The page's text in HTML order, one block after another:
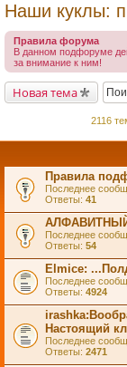
Наши куклы:
Правила форума
В данном подфоруме
за внимание к ним!
Новая тема
2116
Правила
Последнее
Ответы: 41
АЛФАВИТНЫЙ
Последнее
Ответы: 54
Elmice:
Последнее
Ответы: 4924
Настоящий
Последнее
Ответы: 2471